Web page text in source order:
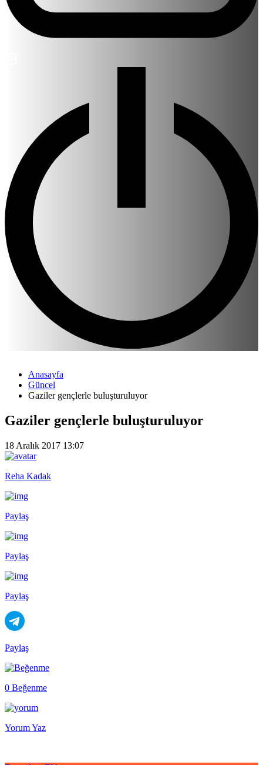
Anasayfa
Güncel
Gaziler gençlerle buluşturuluyor
Gaziler gençlerle buluşturuluyor
18 Aralık 2017 13:07
Reha Kadak
Paylaş
Paylaş
Paylaş
Paylaş
0 Beğenme
Yorum Yaz